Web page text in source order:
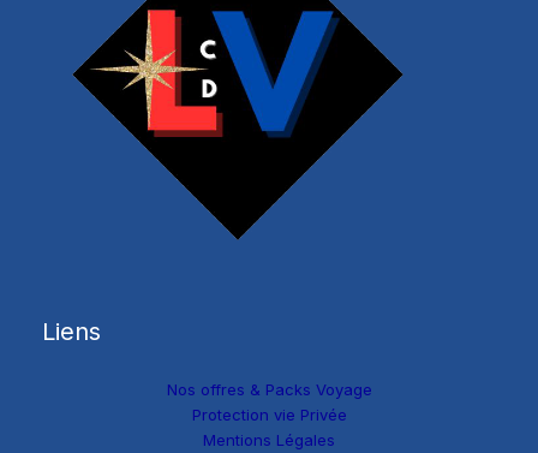
Liens
Nos offres & Packs Voyage
Protection vie Privée
Mentions Légales